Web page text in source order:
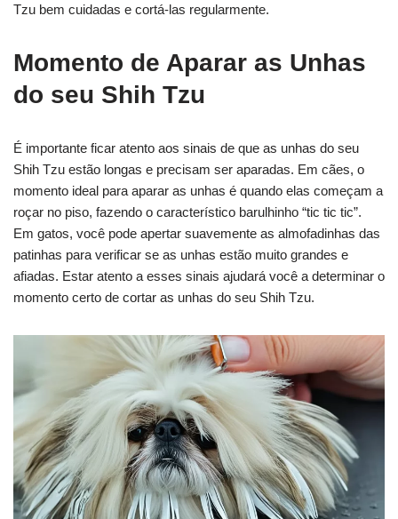
Tzu bem cuidadas e cortá-las regularmente.
Momento de Aparar as Unhas
do seu Shih Tzu
É importante ficar atento aos sinais de que as unhas do seu
Shih Tzu estão longas e precisam ser aparadas. Em cães, o
momento ideal para aparar as unhas é quando elas começam a
roçar no piso, fazendo o característico barulhinho “tic tic tic”.
Em gatos, você pode apertar suavemente as almofadinhas das
patinhas para verificar se as unhas estão muito grandes e
afiadas. Estar atento a esses sinais ajudará você a determinar o
momento certo de cortar as unhas do seu Shih Tzu.